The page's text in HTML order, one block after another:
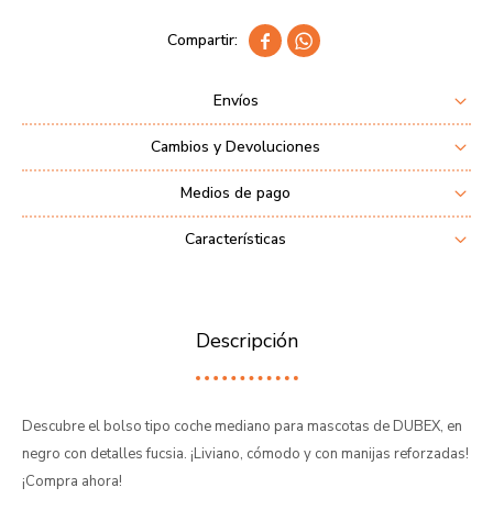
 
Envíos
Cambios y Devoluciones
Medios de pago
Características
Descripción
Descubre el bolso tipo coche mediano para mascotas de DUBEX, en
negro con detalles fucsia. ¡Liviano, cómodo y con manijas reforzadas!
¡Compra ahora!